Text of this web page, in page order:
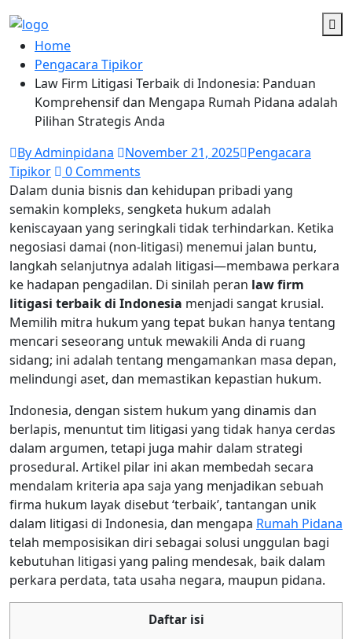
Home
Pengacara Tipikor
Law Firm Litigasi Terbaik di Indonesia: Panduan
Komprehensif dan Mengapa Rumah Pidana adalah
Pilihan Strategis Anda
By Adminpidana
November 21, 2025 Pengacara
Tipikor
0 Comments
Dalam dunia bisnis dan kehidupan pribadi yang
semakin kompleks, sengketa hukum adalah
keniscayaan yang seringkali tidak terhindarkan. Ketika
negosiasi damai (non-litigasi) menemui jalan buntu,
langkah selanjutnya adalah litigasi—membawa perkara
ke hadapan pengadilan. Di sinilah peran law firm
litigasi terbaik di Indonesia menjadi sangat krusial.
Memilih mitra hukum yang tepat bukan hanya tentang
mencari seseorang untuk mewakili Anda di ruang
sidang; ini adalah tentang mengamankan masa depan,
melindungi aset, dan memastikan kepastian hukum.
Indonesia, dengan sistem hukum yang dinamis dan
berlapis, menuntut tim litigasi yang tidak hanya cerdas
dalam argumen, tetapi juga mahir dalam strategi
prosedural. Artikel pilar ini akan membedah secara
mendalam kriteria apa saja yang menjadikan sebuah
firma hukum layak disebut ‘terbaik’, tantangan unik
dalam litigasi di Indonesia, dan mengapa Rumah Pidana
telah memposisikan diri sebagai solusi unggulan bagi
kebutuhan litigasi yang paling mendesak, baik dalam
perkara perdata, tata usaha negara, maupun pidana.
Daftar isi